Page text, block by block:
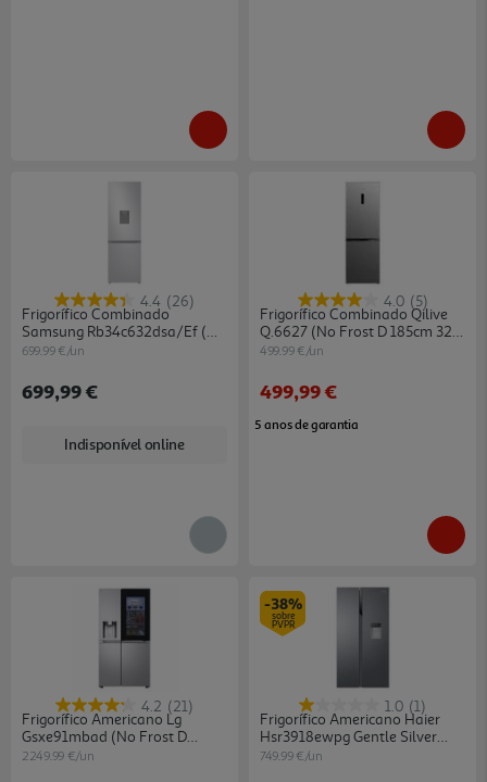
4.4 (26)
Frigorífico Combinado
Samsung Rb34c632dsa/ef (no
Frost D 185.3cm 341l Inox)
699.99 €/un
699,99 €
Indisponível online
4.0 (5)
Frigorífico Combinado Qilive
Q.6627 (no Frost D 185cm 323l
Inox)
499.99 €/un
499,99 €
5 anos de garantia
4.2 (21)
Frigorífico Americano Lg
Gsxe91mbad (no Frost D
179cm 628l Cinzento)
2249.99 €/un
1.0 (1)
Frigorífico Americano Haier
Hsr3918ewpg Gentle Silver
521l
749.99 €/un
-38%
sobre
PVPR